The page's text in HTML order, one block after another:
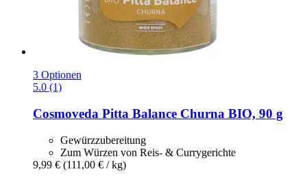
3 Optionen
5.0 (1)
Cosmoveda Pitta Balance Churna BIO, 90 g
Gewürzzubereitung
Zum Würzen von Reis- & Currygerichte
9,99 € (111,00 € / kg)